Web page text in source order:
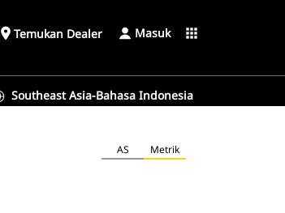
place Temukan Dealer Masuk apps
Southeast Asia-Bahasa Indonesia
AS Metrik